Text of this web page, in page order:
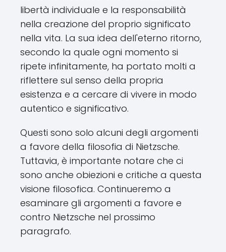
libertà individuale e la responsabilità
nella creazione del proprio significato
nella vita. La sua idea dell'eterno ritorno,
secondo la quale ogni momento si
ripete infinitamente, ha portato molti a
riflettere sul senso della propria
esistenza e a cercare di vivere in modo
autentico e significativo.
Questi sono solo alcuni degli argomenti
a favore della filosofia di Nietzsche.
Tuttavia, è importante notare che ci
sono anche obiezioni e critiche a questa
visione filosofica. Continueremo a
esaminare gli argomenti a favore e
contro Nietzsche nel prossimo
paragrafo.